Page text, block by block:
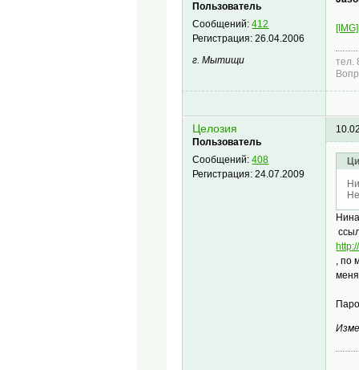
Пользователь
Сообщений:412
Регистрация:26.04.2006
г. Мытищи
тел.
Целозия
Пользователь
Сообщений:408
Регистрация:24.07.2009
, по